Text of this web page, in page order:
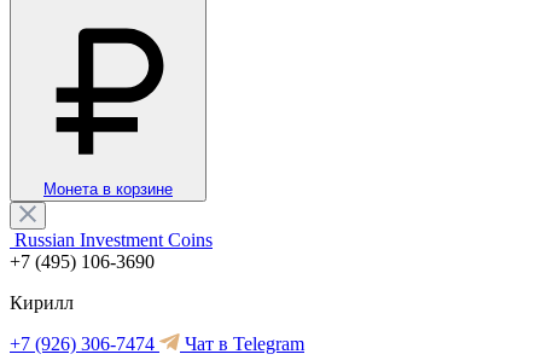
Монета в корзине
Russian Investment Coins
+7 (495) 106-3690
Кирилл
+7 (926) 306-7474
Чат в Telegram